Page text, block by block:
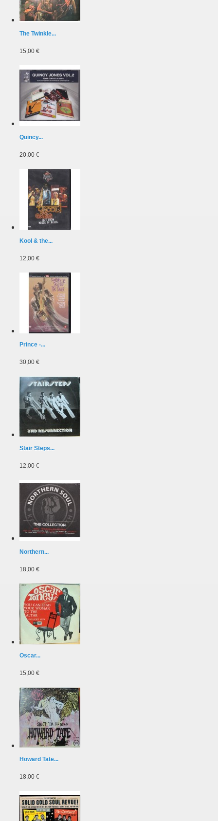
The Twinkle...
15,00 €
Quincy...
20,00 €
Kool & the...
12,00 €
Prince -...
30,00 €
Stair Steps...
12,00 €
Northern...
18,00 €
Oscar...
15,00 €
Howard Tate...
18,00 €